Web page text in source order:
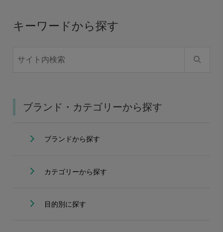
キーワードから探す
ブランド・カテゴリーから探す
ブランドから探す
カテゴリーから探す
目的別に探す